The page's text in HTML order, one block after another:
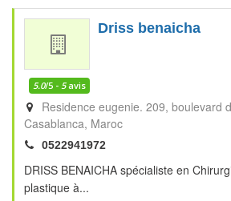
Driss benaicha
5.0/5 - 5avis
Residence eugenie. 209, boulevard
Casablanca Maroc
0522941972
DRISS BENAICHA spécialiste en
plastique à...